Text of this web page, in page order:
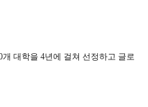
개 대학을 4년에 걸쳐 선정하고 글로